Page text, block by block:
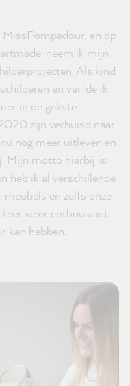
en op
neem ik mijn
Als kind
en verfde ik
in de gekste
zijn verhuisd naar
nog meer uitleven en
Mijn motto hierbij is:
heb ik al verschillende
meubels en zelfs onze
weer enthousiast
kan hebben.